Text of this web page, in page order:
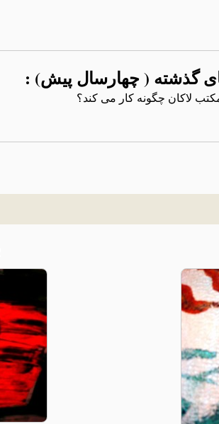
گذشته ( چهارسال پیش) :
لاکان چگونه کار می کند؟